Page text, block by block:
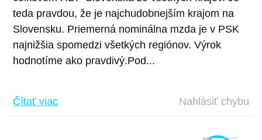
teda pravdou, že je najchudobnejším krajom na
Slovensku. Priemerná nominálna mzda je v PSK
najnižšia spomedzi všetkých regiónov. Výrok
hodnotíme ako pravdivý.Pod...
Čítať viac Nahlásiť chybu